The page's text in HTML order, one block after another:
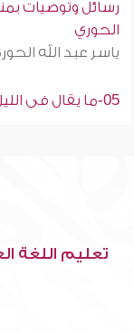
رسائل وتوصيات
الحوري
ياسر عبد الله
05-ما يقال فى الليل - د.محمد إسماعيل المقدم
تعليم اللغة